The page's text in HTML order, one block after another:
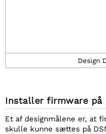
Design
Installer firmware på
Et af designmålene er, at
skulle kunne sættes på